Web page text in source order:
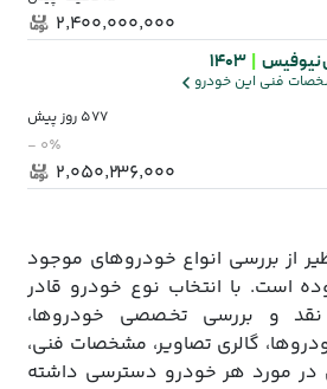
۲٬۴۰۰٬۰۰۰٬۰۰۰
نیوفیس 1403
فنی این خودرو
577 روز پیش
- ۰٪
۲٬۰۵۰٬۲۳۶٬۰۰۰
از بررسی انواع خودروهای موجود
است. با انتخاب نوع خودرو قادر
و بررسی تخـصصی خودروها،
گالری تصاویر، مشخصات فنی،
در مورد هر خودرو دسترسی داشته